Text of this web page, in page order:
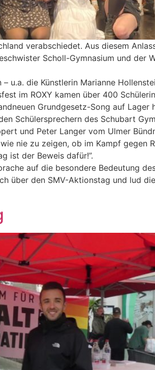
verabschiedet. Aus diesem
Scholl-Gymnasium und der
die Künstlerin Marianne
im ROXY kamen über 400
Grundgesetz-Song auf Lager
Schülersprechern des Schubart
und Peter Langer vom Ulmer
nie zu zeigen, ob im Kampf gegen
ist der Beweis dafür!”.
auf die besondere Bedeutung
über den SMV-Aktionstag und lud